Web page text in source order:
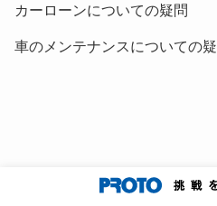
カーローンについての疑問
車のメンテナンスについての